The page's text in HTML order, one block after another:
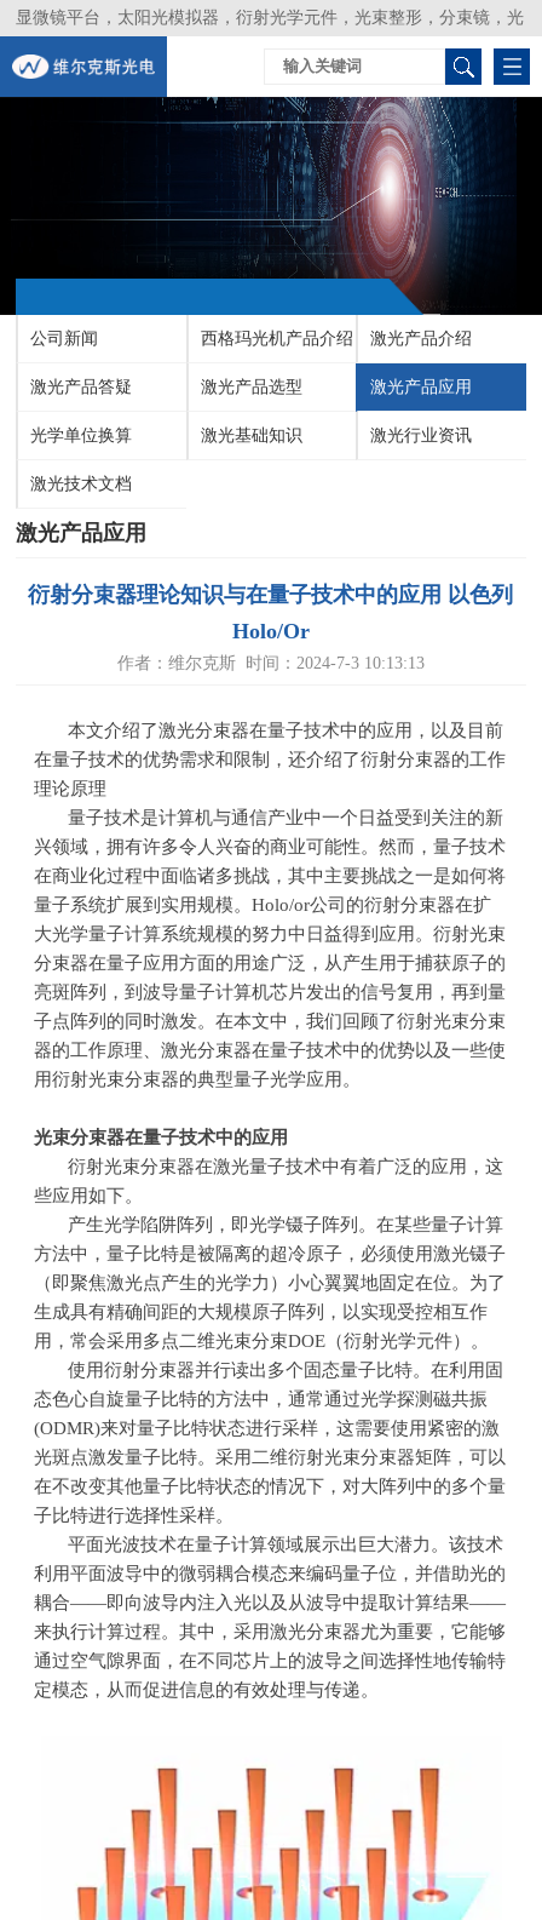
显微镜平台，太阳光模拟器，衍射光学元件，光束整形，分束镜，光
谱仪，生物激光器，光束分析仪，Layertec
公司新闻 西格玛光机产品介绍 激光产品介绍
激光产品答疑 激光产品选型 激光产品应用
光学单位换算 激光基础知识 激光行业资讯
激光技术文档
激光产品应用
衍射分束器理论知识与在量子技术中的应用 以色列
Holo/Or
作者：维尔克斯 时间：2024-7-3 10:13:13
本文介绍了激光分束器在量子技术中的应用，以及目前
在量子技术的优势需求和限制，还介绍了衍射分束器的工作
理论原理
量子技术是计算机与通信产业中一个日益受到关注的新
兴领域，拥有许多令人兴奋的商业可能性。然而，量子技术
在商业化过程中面临诸多挑战，其中主要挑战之一是如何将
量子系统扩展到实用规模。Holo/or公司的衍射分束器在扩
大光学量子计算系统规模的努力中日益得到应用。衍射光束
分束器在量子应用方面的用途广泛，从产生用于捕获原子的
亮斑阵列，到波导量子计算机芯片发出的信号复用，再到量
子点阵列的同时激发。在本文中，我们回顾了衍射光束分束
器的工作原理、激光分束器在量子技术中的优势以及一些使
用衍射光束分束器的典型量子光学应用。
光束分束器在量子技术中的应用
衍射光束分束器在激光量子技术中有着广泛的应用，这
些应用如下。
产生光学陷阱阵列，即光学镊子阵列。在某些量子计算
方法中，量子比特是被隔离的超冷原子，必须使用激光镊子
（即聚焦激光点产生的光学力）小心翼翼地固定在位。为了
生成具有精确间距的大规模原子阵列，以实现受控相互作
用，常会采用多点二维光束分束DOE（衍射光学元件）。
使用衍射分束器并行读出多个固态量子比特。在利用固
态色心自旋量子比特的方法中，通常通过光学探测磁共振
(ODMR)来对量子比特状态进行采样，这需要使用紧密的激
光斑点激发量子比特。采用二维衍射光束分束器矩阵，可以
在不改变其他量子比特状态的情况下，对大阵列中的多个量
子比特进行选择性采样。
平面光波技术在量子计算领域展示出巨大潜力。该技术
利用平面波导中的微弱耦合模态来编码量子位，并借助光的
耦合——即向波导内注入光以及从波导中提取计算结果——
来执行计算过程。其中，采用激光分束器尤为重要，它能够
通过空气隙界面，在不同芯片上的波导之间选择性地传输特
定模态，从而促进信息的有效处理与传递。